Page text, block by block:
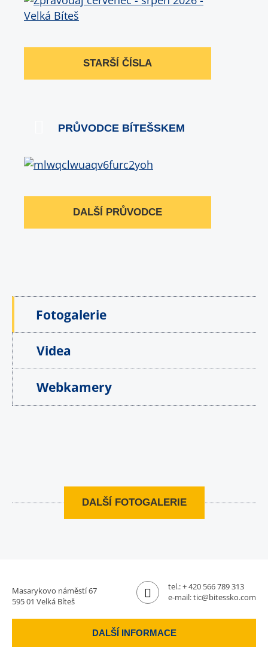
STARŠÍ ČÍSLA
PRŮVODCE BÍTEŠSKEM
DALŠÍ PRŮVODCE
Fotogalerie
Videa
Webkamery
DALŠÍ FOTOGALERIE
Masarykovo náměstí 67
595 01 Velká Bíteš
tel.:+ 420 566 789 313
e-mail:tic@bitessko.com
DALŠÍ INFORMACE